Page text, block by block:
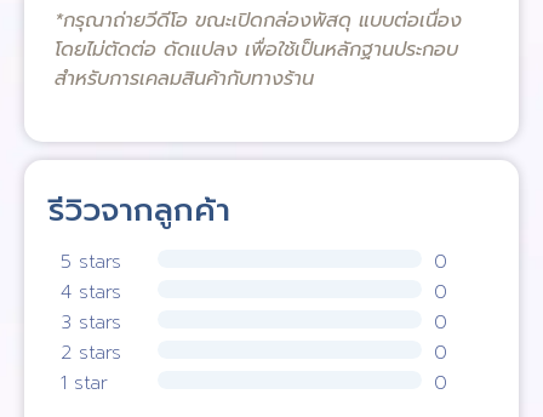
*กรุณาถ่ายวีดีโอ ขณะเปิดกล่องพัสดุ แบบต่อเนื่อง
โดยไม่ตัดต่อ ดัดแปลง เพื่อใช้เป็นหลักฐานประกอบ
สำหรับการเคลมสินค้ากับทางร้าน
รีวิวจากลูกค้า
5 stars
0
4 stars
0
3 stars
0
2 stars
0
1 star
0